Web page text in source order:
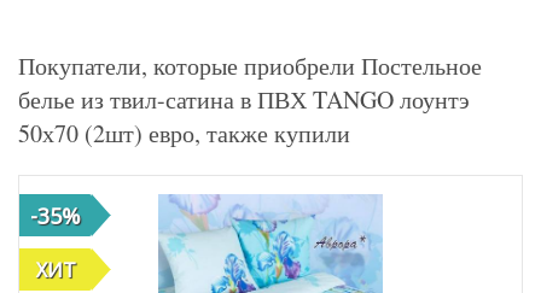
Покупатели, которые приобрели Постельное
белье из твил-сатина в ПВХ TANGO лоунтэ
50х70 (2шт) евро, также купили
-35%
ХИТ